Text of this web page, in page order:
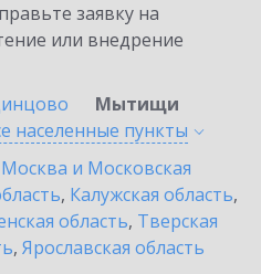
заявку на
или внедрение
Мытищи
населенные пункты
Москва и Московская
, Калужская область,
область, Тверская
, Ярославская область